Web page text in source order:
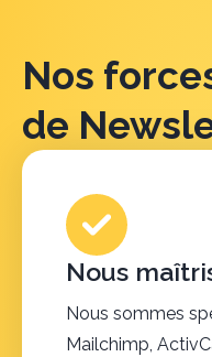
Nos
de
Nous
Nous sommes
Mailchimp,